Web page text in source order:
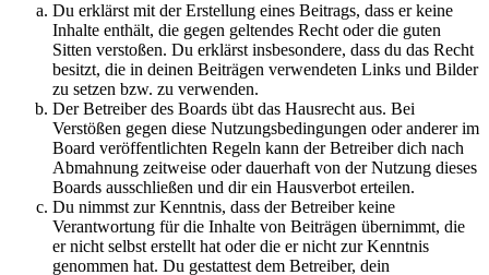
Du erklärst mit der Erstellung eines Beitrags, dass er keine
Inhalte enthält, die gegen geltendes Recht oder die guten
Sitten verstoßen. Du erklärst insbesondere, dass du das Recht
besitzt, die in deinen Beiträgen verwendeten Links und Bilder
zu setzen bzw. zu verwenden.
Der Betreiber des Boards übt das Hausrecht aus. Bei
Verstößen gegen diese Nutzungsbedingungen oder anderer im
Board veröffentlichten Regeln kann der Betreiber dich nach
Abmahnung zeitweise oder dauerhaft von der Nutzung dieses
Boards ausschließen und dir ein Hausverbot erteilen.
Du nimmst zur Kenntnis, dass der Betreiber keine
Verantwortung für die Inhalte von Beiträgen übernimmt, die
er nicht selbst erstellt hat oder die er nicht zur Kenntnis
genommen hat. Du gestattest dem Betreiber, dein